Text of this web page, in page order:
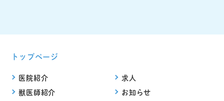
トップページ
医院紹介
獣医師紹介
求人
お知らせ